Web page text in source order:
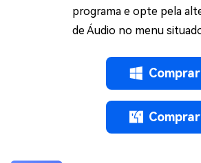
programa e opte pela
de Áudio no menu